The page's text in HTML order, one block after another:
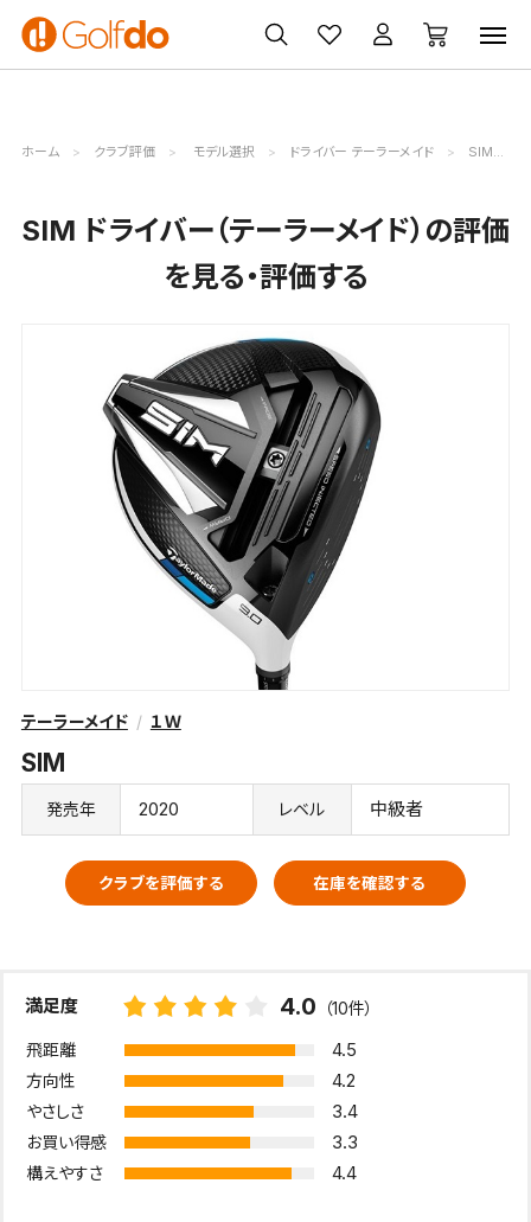
ゴルフ
クラブ
ゴルフ用品
買取
無料査定
クーポン
一覧
ホーム クラブ評価 モデル選択 ドライバー テーラーメイド SIM評価詳細
SIM ドライバー（テーラーメイド）の評価
を見る・評価する
テーラーメイド １Ｗ
SIM
発売年 2020 レベル 中級者
クラブを評価する 在庫を確認する
満足度 4.0 （10件）
飛距離 4.5
方向性 4.2
やさしさ 3.4
お買い得感 3.3
構えやすさ 4.4